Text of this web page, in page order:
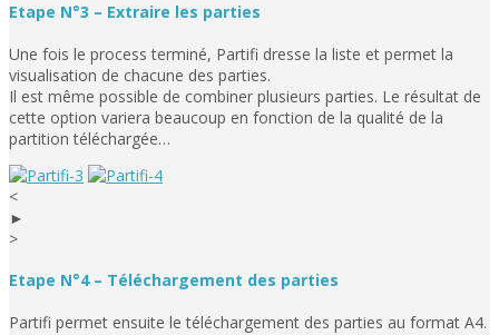
Etape N°3 – Extraire les parties
Une fois le process terminé, Partifi dresse la liste et permet la
visualisation de chacune des parties.
Il est même possible de combiner plusieurs parties. Le résultat de
cette option variera beaucoup en fonction de la qualité de la
partition téléchargée…
<
►
>
Etape N°4 – Téléchargement des parties
Partifi permet ensuite le téléchargement des parties au format A4.